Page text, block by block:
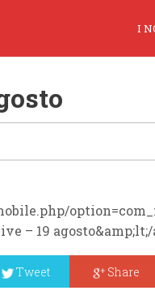
I
– 19
Tweet Share